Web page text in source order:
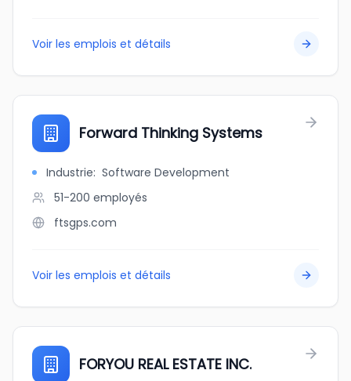
Voir les emplois et détails
Forward Thinking Systems
Industrie: Software Development
51-200 employés
ftsgps.com
Voir les emplois et détails
FORYOU REAL ESTATE INC.